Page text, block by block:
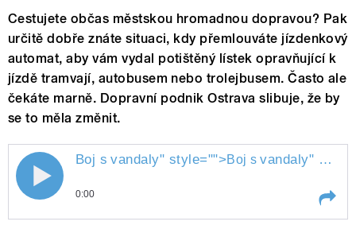
Cestujete občas městskou hromadnou dopravou? Pak
určitě dobře znáte situaci, kdy přemlouváte jízdenkový
automat, aby vám vydal potištěný lístek opravňující k
jízdě tramvají, autobusem nebo trolejbusem. Často ale
čekáte marně. Dopravní podnik Ostrava slibuje, že by
se to měla změnit.
Boj s vandaly" style="">Boj s vandaly" style="">
0:00